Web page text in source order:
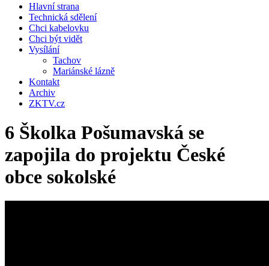
Hlavní strana
Technická sdělení
Chci kabelovku
Chci být vidět
Vysílání
Tachov
Mariánské lázně
Kontakt
Archiv
ZKTV.cz
6 Školka Pošumavská se
zapojila do projektu České
obce sokolské